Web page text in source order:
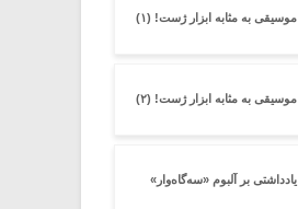
موسیقی به مثابه ابزار ژست! (۱)
موسیقی به مثابه ابزار ژست! (۲)
یادداشتی بر آلبوم «سه‌گاه‌وار»